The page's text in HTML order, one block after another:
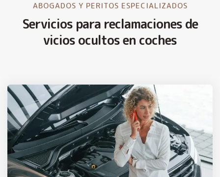
ABOGADOS Y PERITOS ESPECIALIZADOS
Servicios para reclamaciones de
vicios ocultos en coches